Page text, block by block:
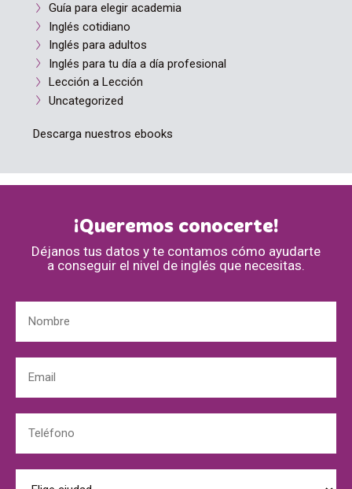
Guía para elegir academia
Inglés cotidiano
Inglés para adultos
Inglés para tu día a día profesional
Lección a Lección
Uncategorized
Descarga nuestros ebooks
¡Queremos conocerte!
Déjanos tus datos y te contamos cómo ayudarte
a conseguir el nivel de inglés que necesitas.